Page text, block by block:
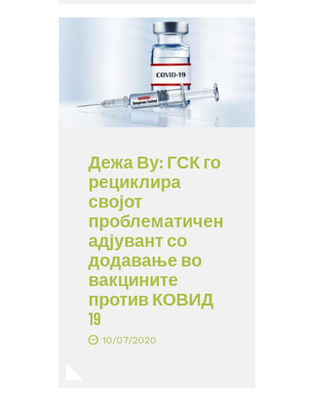
Дежа Ву: ГСК го
рециклира
својот
проблематичен
адјувант со
додавање во
вакцините
против КОВИД
19
10/07/2020